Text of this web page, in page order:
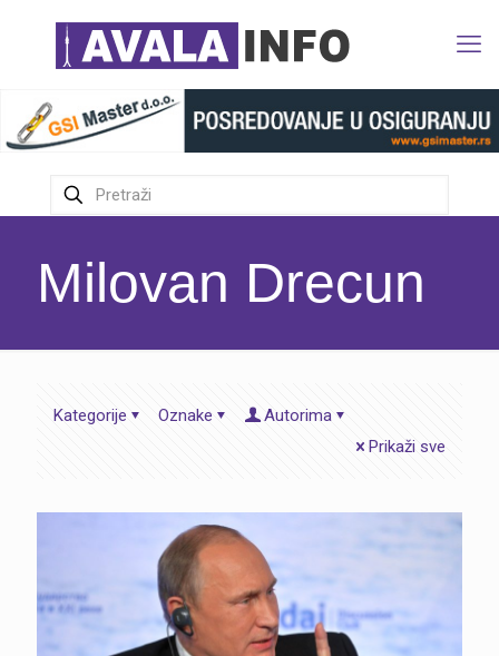
Milovan Drecun
Kategorije Oznake
Autorima
Prikaži sve